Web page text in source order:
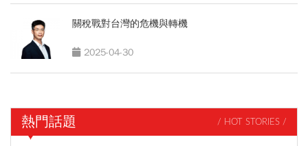
關稅戰對台灣的危機與轉機
2025-04-30
熱門話題 / HOT STORIES /